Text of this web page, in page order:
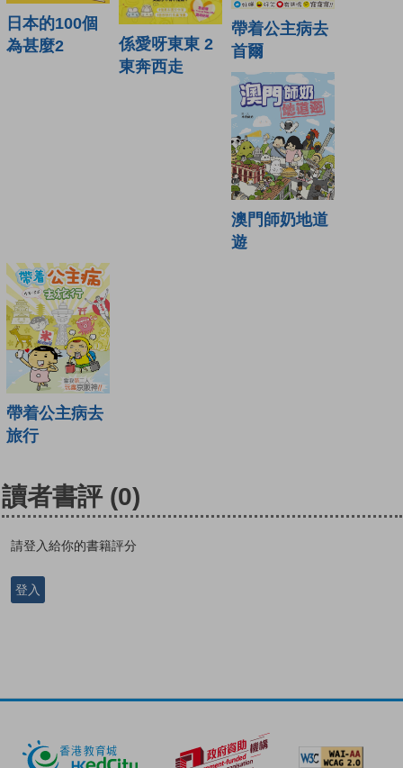
日本的100個
為甚麼2
係愛呀東東 2
東奔西走
帶着公主病去
首爾
澳門師奶地道
遊
帶着公主病去
旅行
讀者書評 (0)
請登入給你的書籍評分
登入